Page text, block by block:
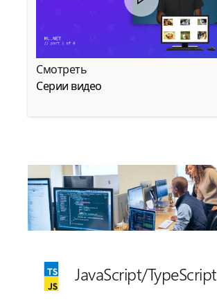
Смотреть
Серии видео
JavaScript/TypeScript